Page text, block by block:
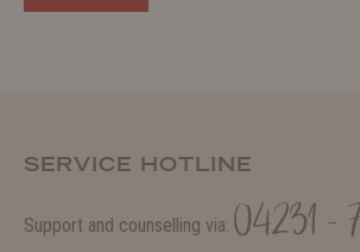
SERVICE HOTLINE
Support and counselling via: 04231 -